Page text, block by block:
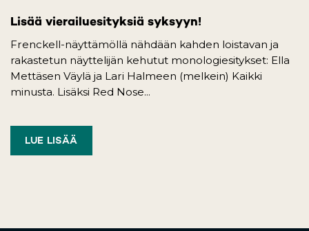
Lisää vierailuesityksiä syksyyn!
Frenckell-näyttämöllä nähdään kahden loistavan ja
rakastetun näyttelijän kehutut monologiesitykset: Ella
Mettäsen Väylä ja Lari Halmeen (melkein) Kaikki
minusta. Lisäksi Red Nose...
LUE LISÄÄ